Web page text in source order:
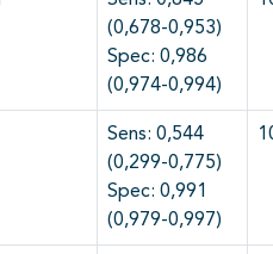
(0,678-0,953)
Spec: 0,986
(0,974-0,994)
Sens: 0,544
(0,299-0,775)
Spec: 0,991
(0,979-0,997)